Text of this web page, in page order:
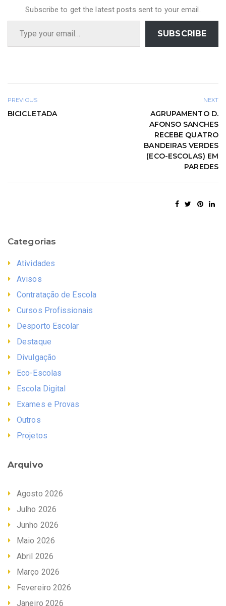
Subscribe to get the latest posts sent to your email.
Type your email…
SUBSCRIBE
PREVIOUS
BICICLETADA
NEXT
AGRUPAMENTO D.
AFONSO SANCHES
RECEBE QUATRO
BANDEIRAS VERDES
(ECO-ESCOLAS) EM
PAREDES
Categorias
Atividades
Avisos
Contratação de Escola
Cursos Profissionais
Desporto Escolar
Destaque
Divulgação
Eco-Escolas
Escola Digital
Exames e Provas
Outros
Projetos
Arquivo
Agosto 2026
Julho 2026
Junho 2026
Maio 2026
Abril 2026
Março 2026
Fevereiro 2026
Janeiro 2026